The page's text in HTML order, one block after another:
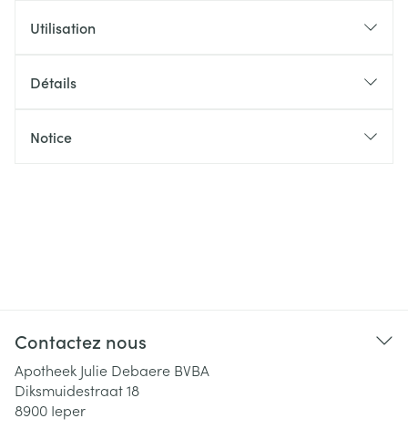
Utilisation
Détails
Notice
Contactez nous
Apotheek Julie Debaere BVBA
Diksmuidestraat 18
8900 Ieper